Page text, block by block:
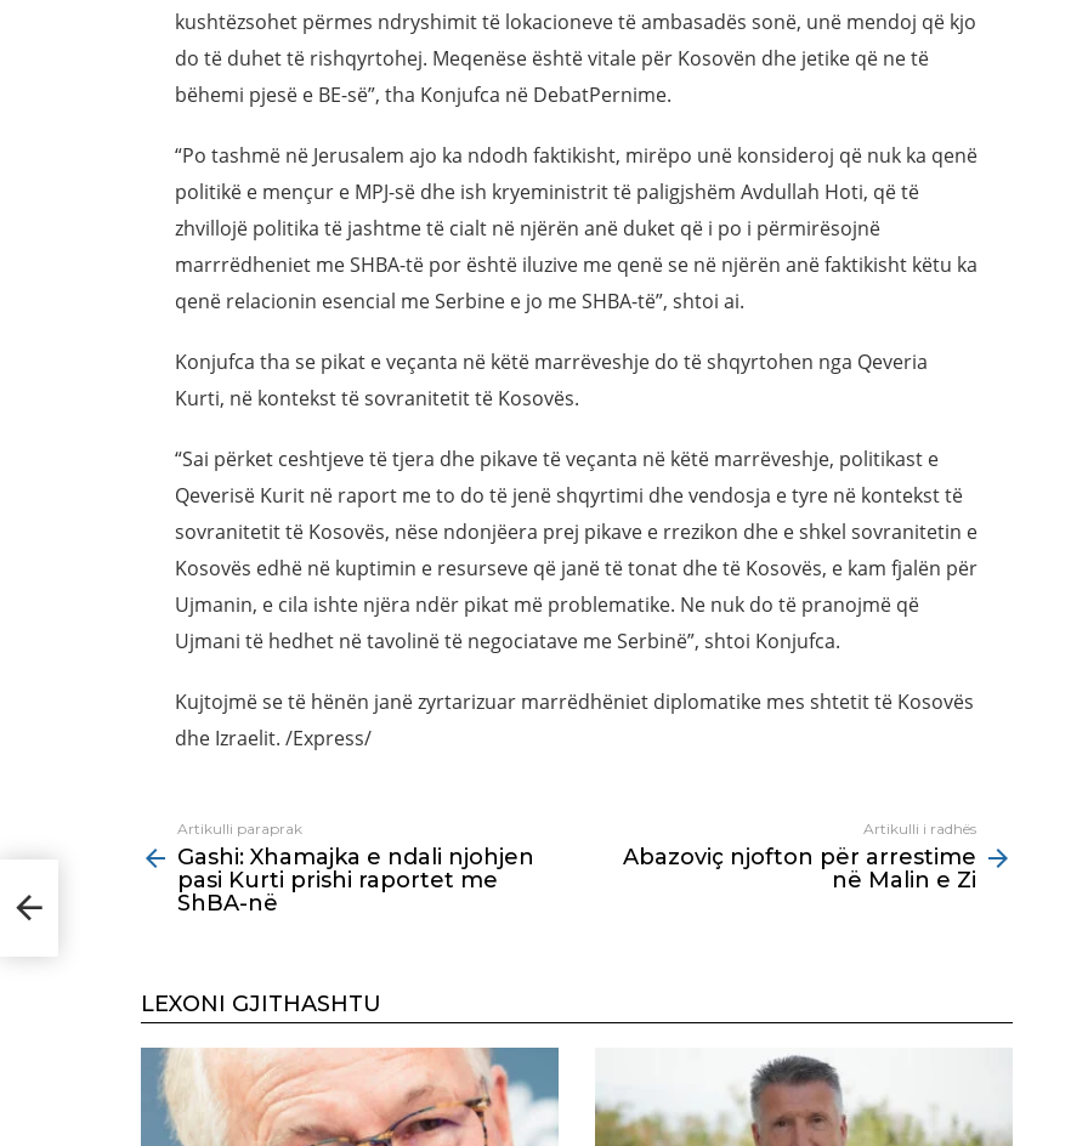
kushtëzsohet përmes ndryshimit të lokacioneve të ambasadës sonë, unë mendoj që kjo
do të duhet të rishqyrtohej. Meqenëse është vitale për Kosovën dhe jetike që ne të
bëhemi pjesë e BE-së”, tha Konjufca në DebatPernime.
“Po tashmë në Jerusalem ajo ka ndodh faktikisht, mirëpo unë konsideroj që nuk ka qenë
politikë e mençur e MPJ-së dhe ish kryeministrit të paligjshëm Avdullah Hoti, që të
zhvillojë politika të jashtme të cialt në njërën anë duket që i po i përmirësojnë
marrrëdheniet me SHBA-të por është iluzive me qenë se në njërën anë faktikisht këtu ka
qenë relacionin esencial me Serbine e jo me SHBA-të”, shtoi ai.
Konjufca tha se pikat e veçanta në këtë marrëveshje do të shqyrtohen nga Qeveria
Kurti, në kontekst të sovranitetit të Kosovës.
“Sai përket ceshtjeve të tjera dhe pikave të veçanta në këtë marrëveshje, politikast e
Qeverisë Kurit në raport me to do të jenë shqyrtimi dhe vendosja e tyre në kontekst të
sovranitetit të Kosovës, nëse ndonjëera prej pikave e rrezikon dhe e shkel sovranitetin e
Kosovës edhë në kuptimin e resurseve që janë të tonat dhe të Kosovës, e kam fjalën për
Ujmanin, e cila ishte njëra ndër pikat më problematike. Ne nuk do të pranojmë që
Ujmani të hedhet në tavolinë të negociatave me Serbinë”, shtoi Konjufca.
Kujtojmë se të hënën janë zyrtarizuar marrëdhëniet diplomatike mes shtetit të Kosovës
dhe Izraelit. /Express/
more
Artikulli paraprak
Gashi: Xhamajka e ndali njohjen
pasi Kurti prishi raportet me
ShBA-në
Artikulli i radhës
Abazoviç njofton për arrestime
në Malin e Zi
LEXONI GJITHASHTU